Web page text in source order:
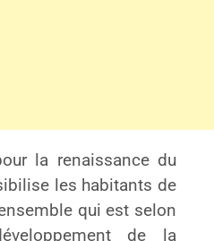
la renaissance du
les habitants de
qui est selon
de la